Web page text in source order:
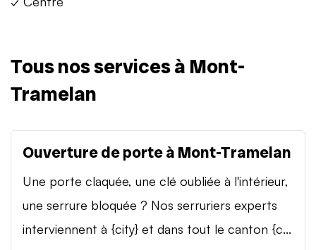
Tous nos services à Mont-
Tramelan
Ouverture de porte à Mont-Tramelan
Une porte claquée, une clé oubliée à l'intérieur,
une serrure bloquée ? Nos serruriers experts
interviennent à {city} et dans tout le canton {c...